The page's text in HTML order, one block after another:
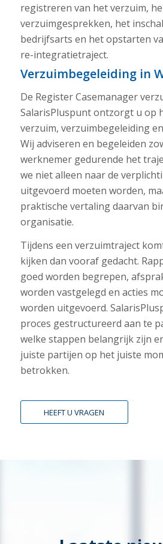
registreren van het verzuim,
verzuimgesprekken, het
bedrijfsarts en het opstarten
re-integratietraject.
Verzuimbegeleiding in
De Register Casemanager
SalarisPluspunt ontzorgt u op
verzuim, verzuimbegeleiding
Wij adviseren en begeleiden
werknemer gedurende het
we niet alleen naar de
uitgevoerd moeten worden,
praktische vertaling daarvan
organisatie.
Tijdens een verzuimtraject
kijken dan vooraf gedacht.
goed worden begrepen,
worden vastgelegd en acties
worden uitgevoerd.
proces gestructureerd aan te
welke stappen belangrijk zijn
juiste partijen op het juiste
betrokken.
HEEFT U VRAGEN